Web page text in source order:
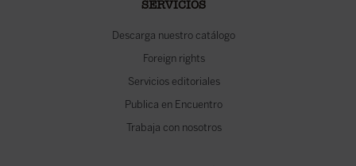
SERVICIOS
Descarga nuestro catálogo
Foreign rights
Servicios editoriales
Publica en Encuentro
Trabaja con nosotros